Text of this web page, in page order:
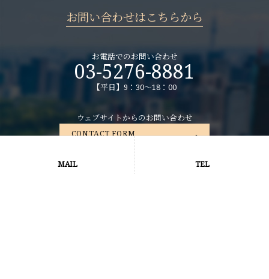
お問い合わせはこちらから
お電話でのお問い合わせ
03-5276-8881
【平日】9：30～18：00
ウェブサイトからのお問い合わせ
CONTACT FORM
MAIL TEL